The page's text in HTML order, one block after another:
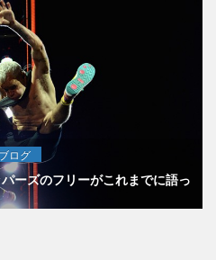
ブログ
ーズのフリーがこれまでに語っ